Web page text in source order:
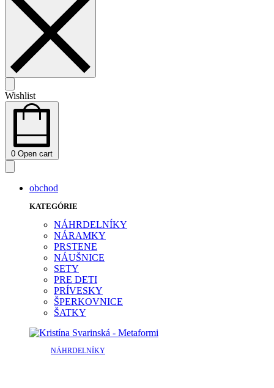
Wishlist
0 Open cart
obchod
KATEGÓRIE
NÁHRDELNÍKY
NÁRAMKY
PRSTENE
NÁUŠNICE
SETY
PRE DETI
PRÍVESKY
ŠPERKOVNICE
ŠATKY
NÁHRDELNÍKY